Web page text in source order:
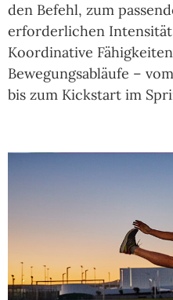
den Befehl, zum
erforderlichen
Koordinative
Bewegungsabläufe –
bis zum Kickstart im